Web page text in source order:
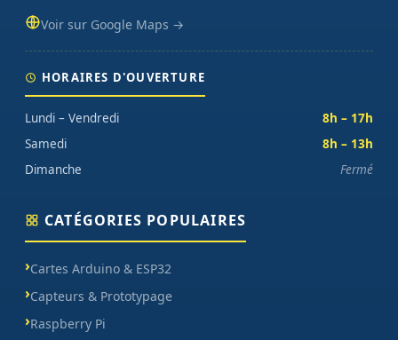
Voir sur Google Maps →
HORAIRES D'OUVERTURE
Lundi – Vendredi
8h – 17h
Samedi
8h – 13h
Dimanche
Fermé
CATÉGORIES POPULAIRES
Cartes Arduino & ESP32
Capteurs & Prototypage
Raspberry Pi